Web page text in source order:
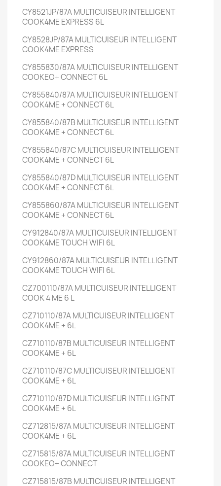
CY8521JP/87AMULTICUISEUR INTELLIGENT
COOK4ME EXPRESS 6L
CY8528JP/87AMULTICUISEUR INTELLIGENT
COOK4ME EXPRESS
CY855830/87AMULTICUISEUR INTELLIGENT
COOKEO+ CONNECT6L
CY855840/87AMULTICUISEUR INTELLIGENT
COOK4ME + CONNECT6L
CY855840/87B MULTICUISEUR INTELLIGENT
COOK4ME + CONNECT6L
CY855840/87CMULTICUISEUR INTELLIGENT
COOK4ME + CONNECT6L
CY855840/87DMULTICUISEUR INTELLIGENT
COOK4ME + CONNECT6L
CY855860/87AMULTICUISEUR INTELLIGENT
COOK4ME + CONNECT6L
CY912840/87AMULTICUISEUR INTELLIGENT
COOK4ME TOUCH WIFI 6L
CY912860/87AMULTICUISEUR INTELLIGENT
COOK4ME TOUCH WIFI 6L
CZ700110/87AMULTICUISEUR INTELLIGENT
COOK 4 ME 6 L
CZ710110/87AMULTICUISEUR INTELLIGENT
COOK4ME + 6L
CZ710110/87B MULTICUISEUR INTELLIGENT
COOK4ME + 6L
CZ710110/87CMULTICUISEUR INTELLIGENT
COOK4ME + 6L
CZ710110/87DMULTICUISEUR INTELLIGENT
COOK4ME + 6L
CZ712815/87AMULTICUISEUR INTELLIGENT
COOK4ME + 6L
CZ715815/87AMULTICUISEUR INTELLIGENT
COOKEO+ CONNECT
CZ715815/87B MULTICUISEUR INTELLIGENT